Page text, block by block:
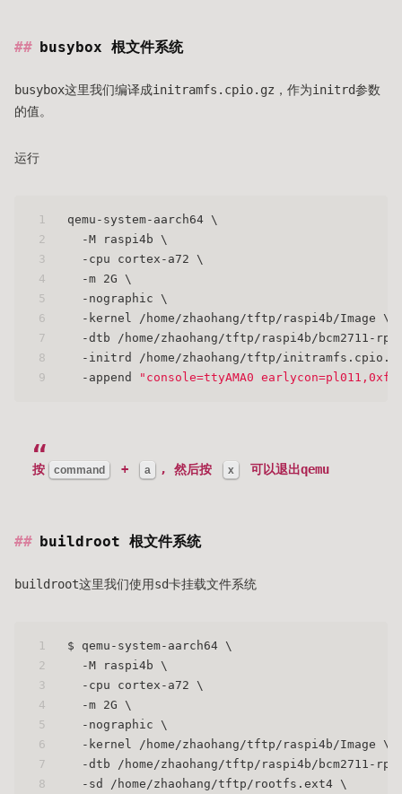
busybox 根文件系统
busybox这里我们编译成initramfs.cpio.gz，作为initrd参数
的值。
运行
1
2
3
4
5
6
7
8
9
qemu-system-aarch64 \
  -M raspi4b \
  -cpu cortex-a72 \
  -m 2G \
  -nographic \
  -kernel /home/zhaohang/tftp/raspi4b/Image \
-dtb /home/zhaohang/tftp/raspi4b/bcm2711-
-initrd /home/zhaohang/tftp/
  -append
"console=ttyAMA0
按 command + a , 然后按 x 可以退出qemu
buildroot 根文件系统
buildroot这里我们使用sd卡挂载文件系统
1
2
3
4
5
6
7
8
$ qemu-system-aarch64 \
  -M raspi4b \
  -cpu cortex-a72 \
  -m 2G \
  -nographic \
  -kernel /home/zhaohang/tftp/raspi4b/Image \
-dtb /home/zhaohang/tftp/raspi4b/bcm2711-
  -sd /home/zhaohang/tftp/rootfs.ext4 \